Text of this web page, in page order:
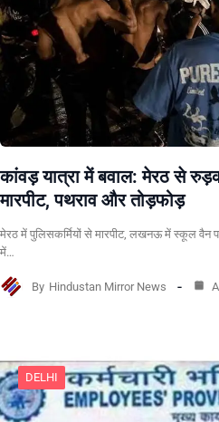
कांवड़ यात्रा में बवाल: मेरठ से
मारपीट, पथराव और तोड़फोड़
मेरठ में पुलिसकर्मियों से मारपीट, लखनऊ में स्कूल वैन
में…
By Hindustan Mirror News
DELHI